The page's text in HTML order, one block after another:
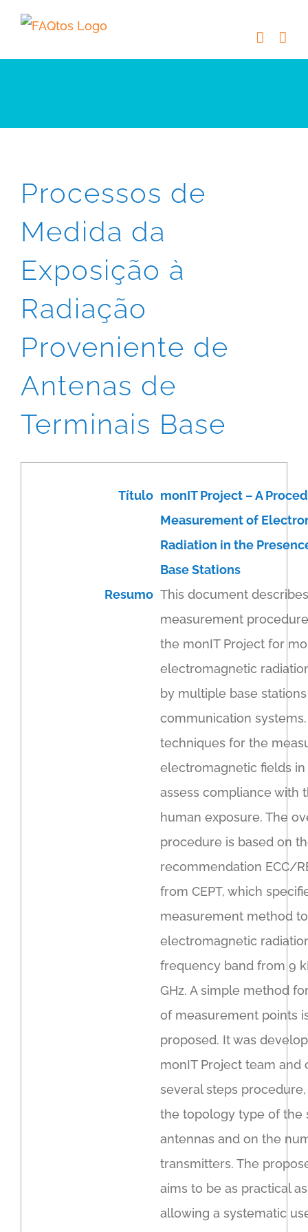
Skip
content
Processos de
Medida da
Exposição à
Radiação
Proveniente de
Antenas de
Terminais Base
Título monIT Project – A
Measurement of
Radiation in the
Base Stations
Resumo This document
measurement
the monIT Project for
electromagnetic
by multiple base
communication
techniques for the
electromagnetic fields
assess compliance with
human exposure. The
procedure is based on
recommendation ECC/
from CEPT, which
measurement method
electromagnetic
frequency band from 9
GHz. A simple method
of measurement points
proposed. It was
monIT Project team and
several steps
the topology type of the
antennas and on the
transmitters. The
aims to be as practical
allowing a systematic